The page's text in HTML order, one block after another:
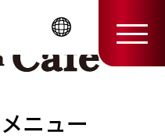
ニュー